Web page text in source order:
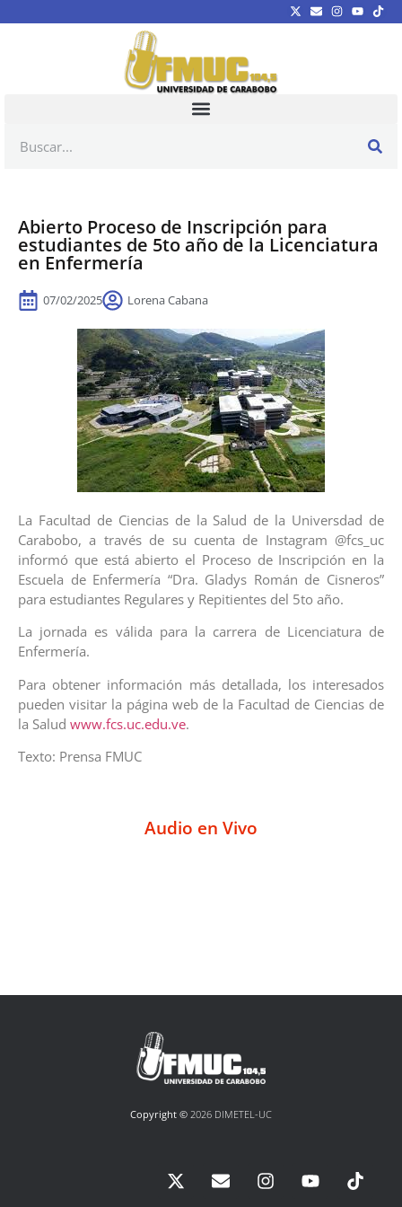
Abierto Proceso de Inscripción para
estudiantes de 5to año de la Licenciatura
en Enfermería
07/02/2025 Lorena Cabana
La Facultad de Ciencias de la Salud de la Universdad de
Carabobo, a través de su cuenta de Instagram @fcs_uc
informó que está abierto el Proceso de Inscripción en la
Escuela de Enfermería “Dra. Gladys Román de Cisneros”
para estudiantes Regulares y Repitientes del 5to año.
La jornada es válida para la carrera de Licenciatura de
Enfermería.
Para obtener información más detallada, los interesados
pueden visitar la página web de la Facultad de Ciencias de
la Salud www.fcs.uc.edu.ve.
Texto: Prensa FMUC
Audio en Vivo
Copyright © 2026 DIMETEL-UC